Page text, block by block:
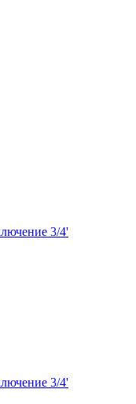
3/4'
3/4'